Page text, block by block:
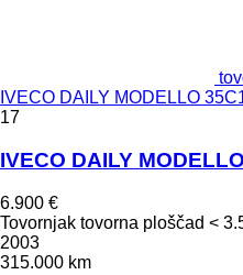
IVECO DAILY MODELLO
17
IVECO DAILY
6.900 €
Tovornjak tovorna ploščad <
2003
315.000 km